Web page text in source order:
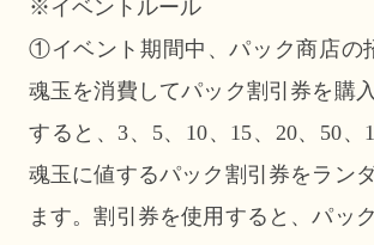
※イベントルール
①イベント期間中、パック商店の
魂玉を消費してパック割引券を購入
すると、3、5、10、15、20、50、
魂玉に値するパック割引券をラン
ます。割引券を使用すると、パッ